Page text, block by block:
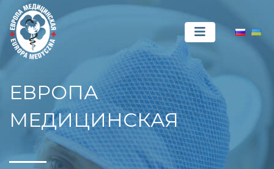
ЕВРОПА
МЕДИЦИНСКАЯ